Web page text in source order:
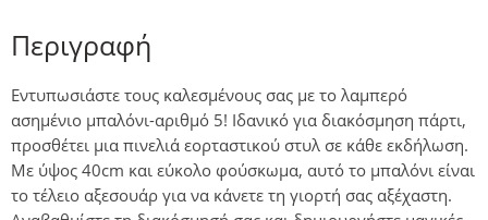
Περιγραφή
Εντυπωσιάστε τους καλεσμένους σας με το λαμπερό
ασημένιο μπαλόνι-αριθμό 5! Ιδανικό για διακόσμηση πάρτι,
προσθέτει μια πινελιά εορταστικού στυλ σε κάθε εκδήλωση.
Με ύψος 40cm και εύκολο φούσκωμα, αυτό το μπαλόνι είναι
το τέλειο αξεσουάρ για να κάνετε τη γιορτή σας αξέχαστη.